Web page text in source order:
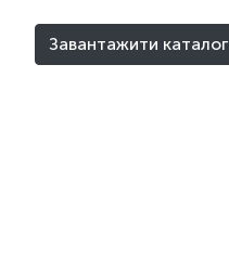
Завантажити каталог